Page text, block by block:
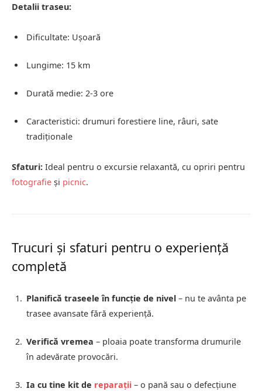
Detalii traseu:
Dificultate: Ușoară
Lungime: 15 km
Durată medie: 2-3 ore
Caracteristici: drumuri forestiere line, râuri, sate
tradiționale
Sfaturi: Ideal pentru o excursie relaxantă, cu opriri pentru
fotografie și picnic.
Trucuri și sfaturi pentru o experiență
completă
Planifică traseele în funcție de nivel – nu te avânta pe
trasee avansate fără experiență.
Verifică vremea – ploaia poate transforma drumurile
în adevărate provocări.
Ia cu tine kit de reparații – o pană sau o defecțiune